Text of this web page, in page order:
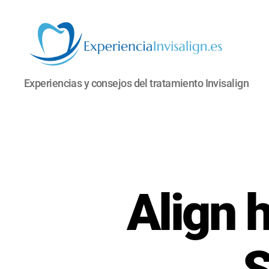
INVISALIGN
Experiencias y consejos del tratamiento Invisalign
Align